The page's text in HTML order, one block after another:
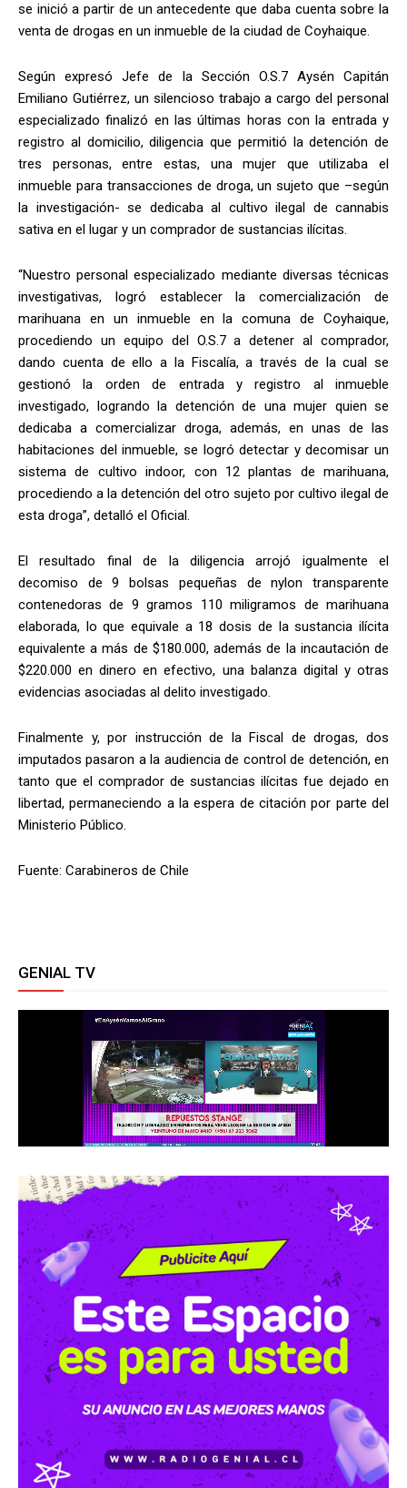
se inició a partir de un antecedente que daba cuenta sobre la
venta de drogas en un inmueble de la ciudad de Coyhaique.
Según expresó Jefe de la Sección O.S.7 Aysén Capitán
Emiliano Gutiérrez, un silencioso trabajo a cargo del personal
especializado finalizó en las últimas horas con la entrada y
registro al domicilio, diligencia que permitió la detención de
tres personas, entre estas, una mujer que utilizaba el
inmueble para transacciones de droga, un sujeto que –según
la investigación- se dedicaba al cultivo ilegal de cannabis
sativa en el lugar y un comprador de sustancias ilícitas.
“Nuestro personal especializado mediante diversas técnicas
investigativas, logró establecer la comercialización de
marihuana en un inmueble en la comuna de Coyhaique,
procediendo un equipo del O.S.7 a detener al comprador,
dando cuenta de ello a la Fiscalía, a través de la cual se
gestionó la orden de entrada y registro al inmueble
investigado, logrando la detención de una mujer quien se
dedicaba a comercializar droga, además, en unas de las
habitaciones del inmueble, se logró detectar y decomisar un
sistema de cultivo indoor, con 12 plantas de marihuana,
procediendo a la detención del otro sujeto por cultivo ilegal de
esta droga”, detalló el Oficial.
El resultado final de la diligencia arrojó igualmente el
decomiso de 9 bolsas pequeñas de nylon transparente
contenedoras de 9 gramos 110 miligramos de marihuana
elaborada, lo que equivale a 18 dosis de la sustancia ilícita
equivalente a más de $180.000, además de la incautación de
$220.000 en dinero en efectivo, una balanza digital y otras
evidencias asociadas al delito investigado.
Finalmente y, por instrucción de la Fiscal de drogas, dos
imputados pasaron a la audiencia de control de detención, en
tanto que el comprador de sustancias ilícitas fue dejado en
libertad, permaneciendo a la espera de citación por parte del
Ministerio Público.
Fuente: Carabineros de Chile
GENIAL TV